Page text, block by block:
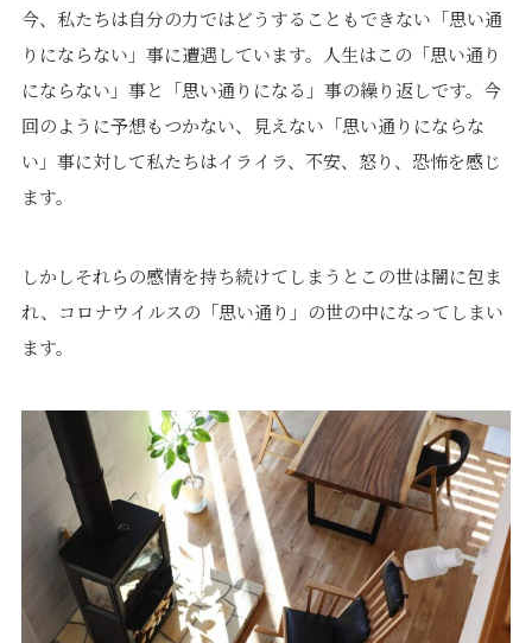
お知らせ
土地情報
コラム
スタッフブログ
吉田のブログ
Q&A
会社概要
企業理念・トップメッ
セージ
スタッフ紹介
Other
リフォーム
採用情報
オーダー家具
Contact
来場予約
カタログ請求
ご紹介キャンペーン
プライバシーポリシー｜サイトマップ｜トップページ
©speaks-test.
今、私たちは自分の力ではどうすることもできない「思い通
りにならない」事に遭遇しています。人生はこの「思い通り
にならない」事と「思い通りになる」事の繰り返しです。今
回のように予想もつかない、見えない「思い通りにならな
い」事に対して私たちはイライラ、不安、怒り、恐怖を感じ
ます。
しかしそれらの感情を持ち続けてしまうとこの世は闇に包ま
れ、コロナウイルスの「思い通り」の世の中になってしまい
ます。